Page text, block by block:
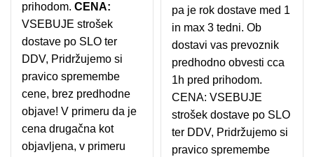
prihodom. CENA:
VSEBUJE strošek
dostave po SLO ter
DDV, Pridržujemo si
pravico spremembe
cene, brez predhodne
objave! V primeru da je
cena drugačna kot
objavljena, v primeru
pa je rok dostave med 1
in max 3 tedni. Ob
dostavi vas prevoznik
predhodno obvesti cca
1h pred prihodom.
CENA: VSEBUJE
strošek dostave po SLO
ter DDV, Pridržujemo si
pravico spremembe